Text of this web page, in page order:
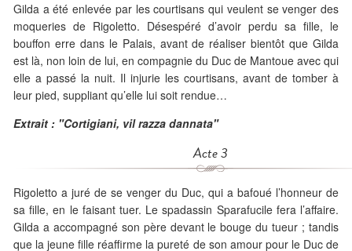
Gilda a été enlevée par les courtisans qui veulent se venger des
moqueries de Rigoletto. Désespéré d’avoir perdu sa fille, le
bouffon erre dans le Palais, avant de réaliser bientôt que Gilda
est là, non loin de lui, en compagnie du Duc de Mantoue avec qui
elle a passé la nuit. Il injurie les courtisans, avant de tomber à
leur pied, suppliant qu’elle lui soit rendue…
Extrait : "Cortigiani, vil razza dannata"
Acte 3
Rigoletto a juré de se venger du Duc, qui a bafoué l’honneur de
sa fille, en le faisant tuer. Le spadassin Sparafucile fera l’affaire.
Gilda a accompagné son père devant le bouge du tueur ; tandis
que la jeune fille réaffirme la pureté de son amour pour le Duc de